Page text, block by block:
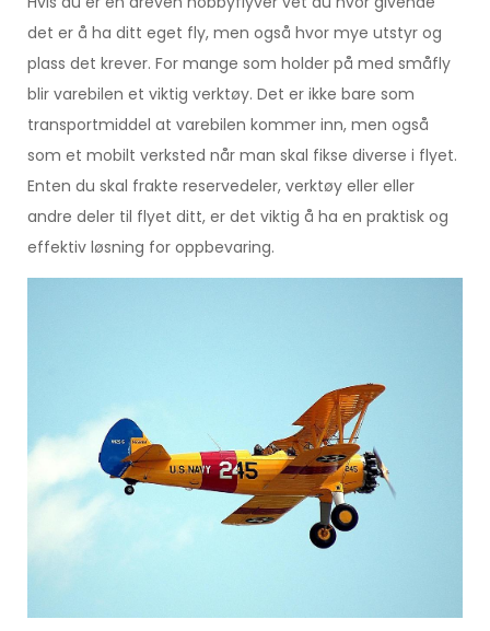
det er å ha ditt eget fly, men også hvor mye utstyr og
plass det krever. For mange som holder på med småfly
blir varebilen et viktig verktøy. Det er ikke bare som
transportmiddel at varebilen kommer inn, men også
som et mobilt verksted når man skal fikse diverse i flyet.
Enten du skal frakte reservedeler, verktøy eller eller
andre deler til flyet ditt, er det viktig å ha en praktisk og
effektiv løsning for oppbevaring.